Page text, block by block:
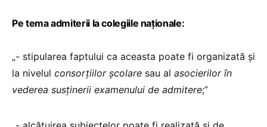
Pe tema admiterii la colegiile naționale:
„- stipularea faptului ca aceasta poate fi organizată și
la nivelul consorțiilor școlare sau al asocierilor în
vederea susținerii examenului de admitere;”